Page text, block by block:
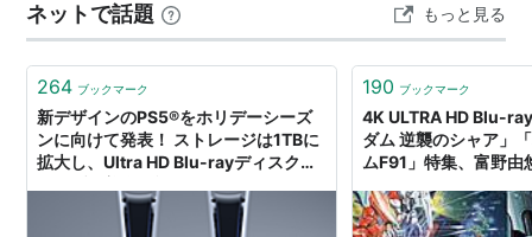
ネットで話題 もっと見る
264 ブックマーク
新デザインのPS5®をホリデーシーズ
ンに向けて発表！ ストレージは1TBに
拡大し、Ultra HD Blu-rayディスクド
190 ブックマーク
4K ULTRA HD Blu-
ダム 逆襲のシャア」
ムF91」特集、富野由
タビュー